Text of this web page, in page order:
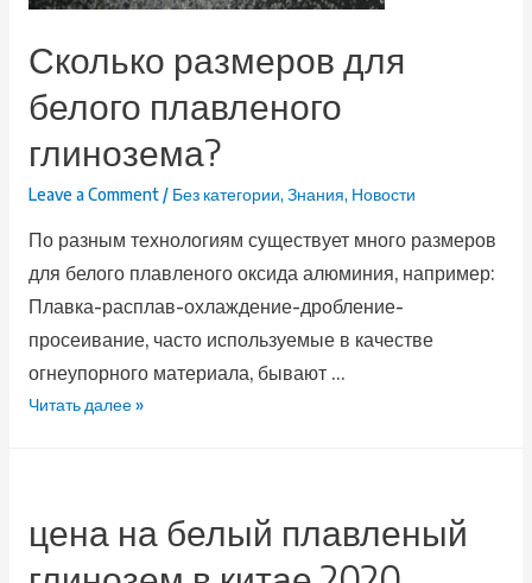
Сколько размеров для
белого плавленого
глинозема?
Leave a Comment / Без категории, Знания, Новости
По разным технологиям существует много размеров
для белого плавленого оксида алюминия, например:
Плавка-расплав-охлаждение-дробление-
просеивание, часто используемые в качестве
огнеупорного материала, бывают …
Читать далее »
цена на белый плавленый